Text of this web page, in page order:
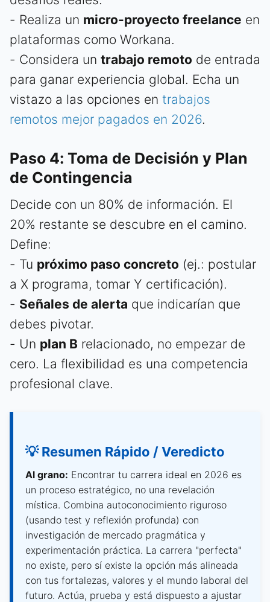
- Realiza un micro-proyecto freelance en
plataformas como Workana.
- Considera un trabajo remoto de entrada
para ganar experiencia global. Echa un
vistazo a las opciones en trabajos
remotos mejor pagados en 2026.
Paso 4: Toma de Decisión y Plan
de Contingencia
Decide con un 80% de información. El
20% restante se descubre en el camino.
Define:
- Tu próximo paso concreto (ej.: postular
a X programa, tomar Y certificación).
- Señales de alerta que indicarían que
debes pivotar.
- Un plan B relacionado, no empezar de
cero. La flexibilidad es una competencia
profesional clave.
💡 Resumen Rápido / Veredicto
Al grano: Encontrar tu carrera ideal en 2026 es
un proceso estratégico, no una revelación
mística. Combina autoconocimiento riguroso
(usando test y reflexión profunda) con
investigación de mercado pragmática y
experimentación práctica. La carrera "perfecta"
no existe, pero sí existe la opción más alineada
con tus fortalezas, valores y el mundo laboral del
futuro. Actúa, prueba y está dispuesto a ajustar